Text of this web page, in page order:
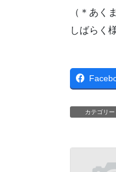
（＊あく
しばらく
カテゴリー